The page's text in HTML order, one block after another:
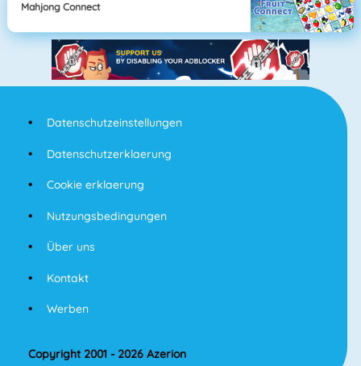
Mahjong Connect
Datenschutzeinstellungen
Datenschutzerklaerung
Cookie erklaerung
Nutzungsbedingungen
Über uns
Kontakt
Werben
Copyright 2001 - 2026 Azerion